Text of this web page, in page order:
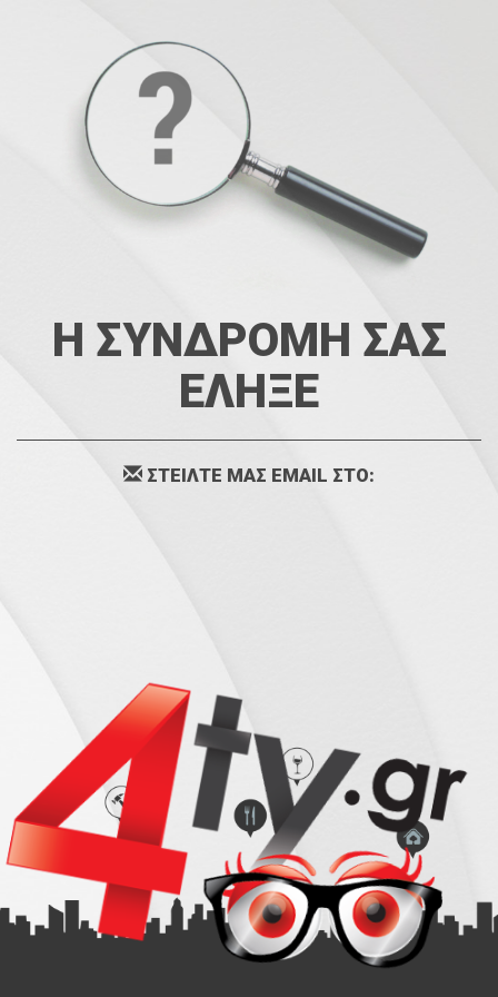
Η ΣΥΝΔΡΟΜΗ ΣΑΣ
ΕΛΗΞΕ
ΣΤΕΙΛΤΕ ΜΑΣ EMAIL ΣΤΟ: